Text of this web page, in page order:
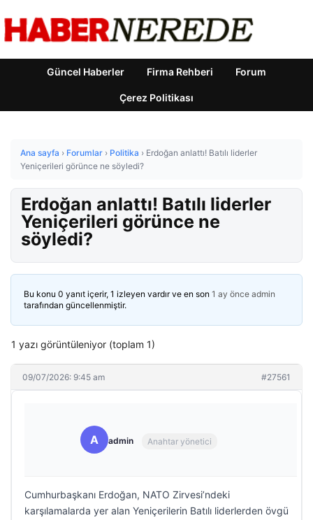
Güncel Haberler Firma Rehberi Forum
Çerez Politikası
Ana sayfa › Forumlar › Politika › Erdoğan anlattı! Batılı liderler
Yeniçerileri görünce ne söyledi?
Erdoğan anlattı! Batılı liderler
Yeniçerileri görünce ne
söyledi?
Bu konu 0 yanıt içerir, 1 izleyen vardır ve en son 1 ay önce admin
tarafından güncellenmiştir.
1 yazı görüntüleniyor (toplam 1)
09/07/2026: 9:45 am #27561
A admin Anahtar yönetici
Cumhurbaşkanı Erdoğan, NATO Zirvesi’ndeki
karşılamalarda yer alan Yeniçerilerin Batılı liderlerden övgü